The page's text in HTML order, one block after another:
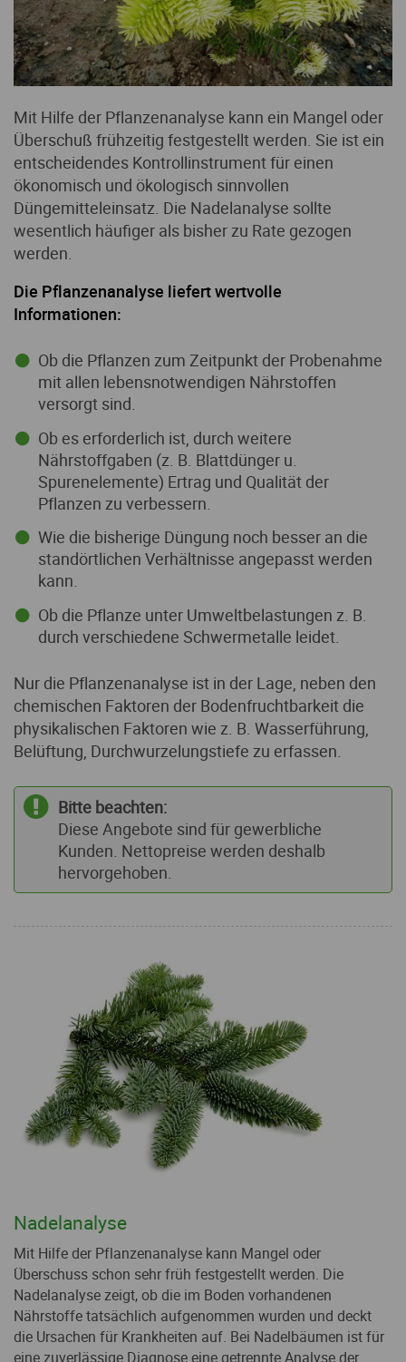
Mit Hilfe der Pflanzenanalyse kann ein Mangel oder
Überschuß frühzeitig festgestellt werden. Sie ist ein
entscheidendes Kontrollinstrument für einen
ökonomisch und ökologisch sinnvollen
Düngemitteleinsatz. Die Nadelanalyse sollte
wesentlich häufiger als bisher zu Rate gezogen
werden.
Die Pflanzenanalyse liefert wertvolle
Informationen:
Ob die Pflanzen zum Zeitpunkt der Probenahme
mit allen lebensnotwendigen Nährstoffen
versorgt sind.
Ob es erforderlich ist, durch weitere
Nährstoffgaben (z. B. Blattdünger u.
Spurenelemente) Ertrag und Qualität der
Pflanzen zu verbessern.
Wie die bisherige Düngung noch besser an die
standörtlichen Verhältnisse angepasst werden
kann.
Ob die Pflanze unter Umweltbelastungen z. B.
durch verschiedene Schwermetalle leidet.
Nur die Pflanzenanalyse ist in der Lage, neben den
chemischen Faktoren der Bodenfruchtbarkeit die
physikalischen Faktoren wie z. B. Wasserführung,
Belüftung, Durchwurzelungstiefe zu erfassen.
Bitte beachten:
Diese Angebote sind für gewerbliche
Kunden. Nettopreise werden deshalb
hervorgehoben.
Nadelanalyse
Mit Hilfe der Pflanzenanalyse kann Mangel oder
Überschuss schon sehr früh festgestellt werden. Die
Nadelanalyse zeigt, ob die im Boden vorhandenen
Nährstoffe tatsächlich aufgenommen wurden und deckt
die Ursachen für Krankheiten auf. Bei Nadelbäumen ist für
eine zuverlässige Diagnose eine getrennte Analyse der